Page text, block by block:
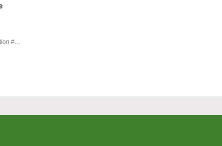
#geopolitical order #international mediation #Robert Warkins #UN